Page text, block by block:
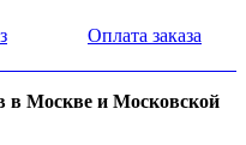
Оплата заказа
в Москве и Московской